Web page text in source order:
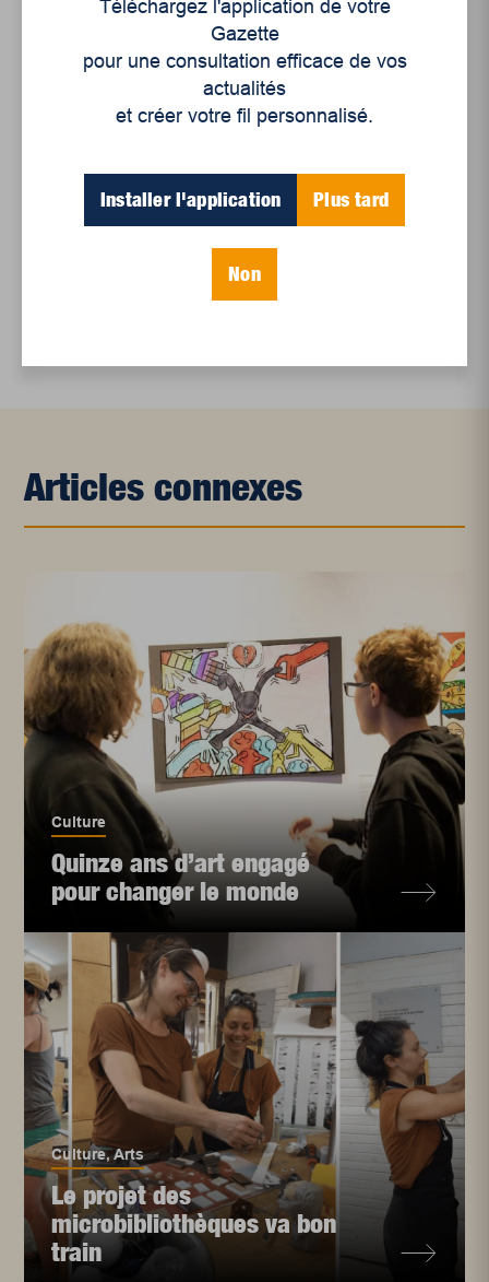
Juillet 2026
Le sport professionnel féminin : en mouvement,
en croissance
Et les politiques peinent à suivre
Mots-clés
numérique
Articles connexes
Culture
Quinze ans d’art engagé
pour changer le monde
Culture,Arts
Le projet des
microbibliothèques va bon
train
Téléchargez l'application de votre
Gazette
pour une consultation efficace de vos
actualités
et créer votre fil personnalisé.
Installer l'application Plus tard
Non